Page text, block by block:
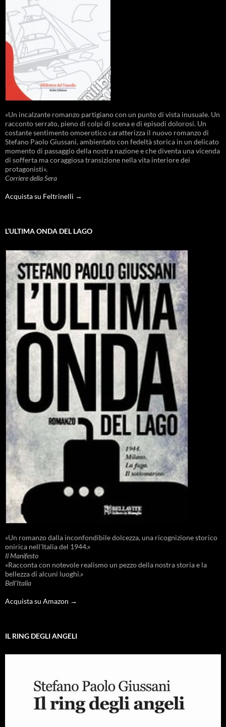
«Un incalzante romanzo partigiano con un punto di vista inusuale. Un
racconto serrato, pieno di colpi di scena e di episodi dolorosi. Un
costante sentimento omoerotico caratterizza il nuovo romanzo di
Stefano Paolo Giussani, ambientato con fedeltà storica in un delicato
momento di passaggio della nostra nazione e che diventa una vicenda
di sofferta ma coraggiosa transizione nella vita interiore dei
protagonisti».
Corriere della Sera
Acquista su Feltrinelli →
L’ULTIMA ONDA DEL LAGO
«Un romanzo dalla inconfondibile dolcezza, una ricognizione storico
onirica nell'Italia del 1944.»
Il Manifesto
«Racconta con notevole realismo un pezzo della nostra storia e la
bellezza di alcuni luoghi.»
Bell'Italia
Acquista su Amazon →
IL RING DEGLI ANGELI